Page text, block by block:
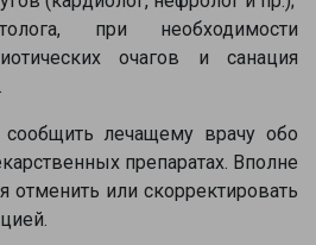
при необходимости
очагов и санация
сообщить лечащему врачу обо
препаратах. Вполне
отменить или скорректировать